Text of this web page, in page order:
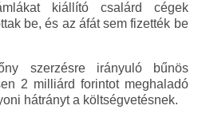
kiállító csalárd cégek
be, és az áfát sem fizették be
szerzésre irányuló bűnös
2 milliárd forintot meghaladó
hátrányt a költségvetésnek.